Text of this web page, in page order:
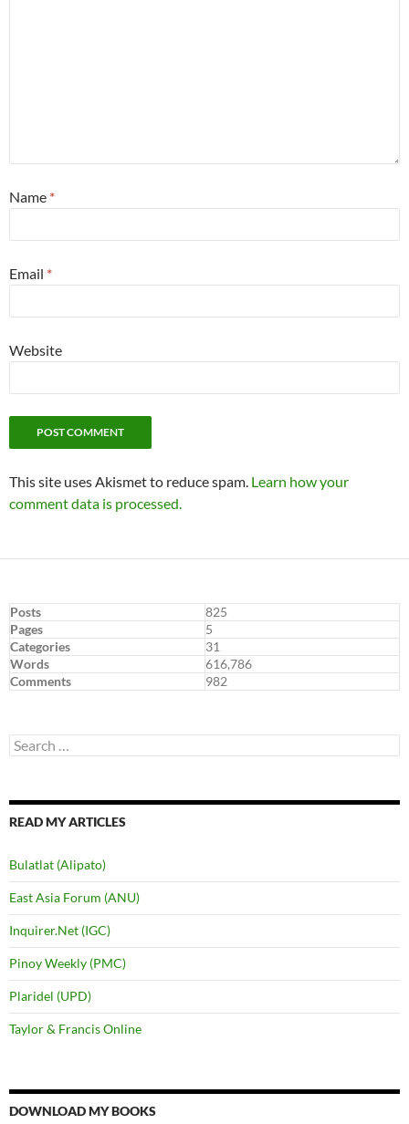
Name *
Email *
Website
This site uses Akismet to reduce spam. Learn how your
comment data is processed.
Posts
825
Pages
5
Categories
31
Words
616,786
Comments
982
Search
for:
READ MY ARTICLES
Bulatlat (Alipato)
East Asia Forum (ANU)
Inquirer.Net (IGC)
Pinoy Weekly (PMC)
Plaridel (UPD)
Taylor & Francis Online
DOWNLOAD MY BOOKS